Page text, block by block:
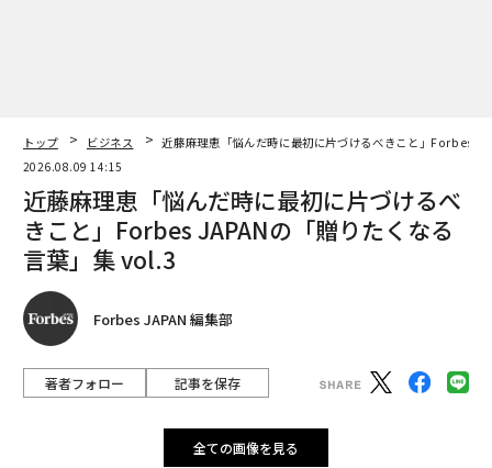
トップ ビジネス
近藤麻理恵「悩んだ時に最初に片づけるべきこと」Forbes
2026.08.09 14:15
近藤麻理恵「悩んだ時に最初に片づけるべ
きこと」Forbes JAPANの「贈りたくなる
言葉」集 vol.3
Forbes JAPAN 編集部
著者フォロー 記事を保存
全ての画像を見る